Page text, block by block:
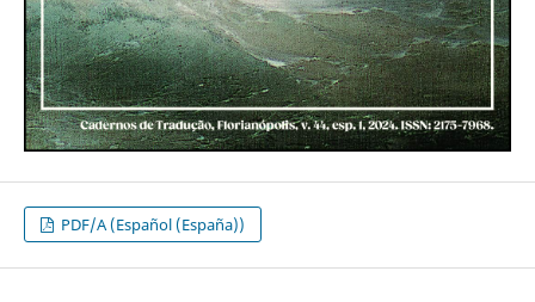
PDF/A (Español (España))